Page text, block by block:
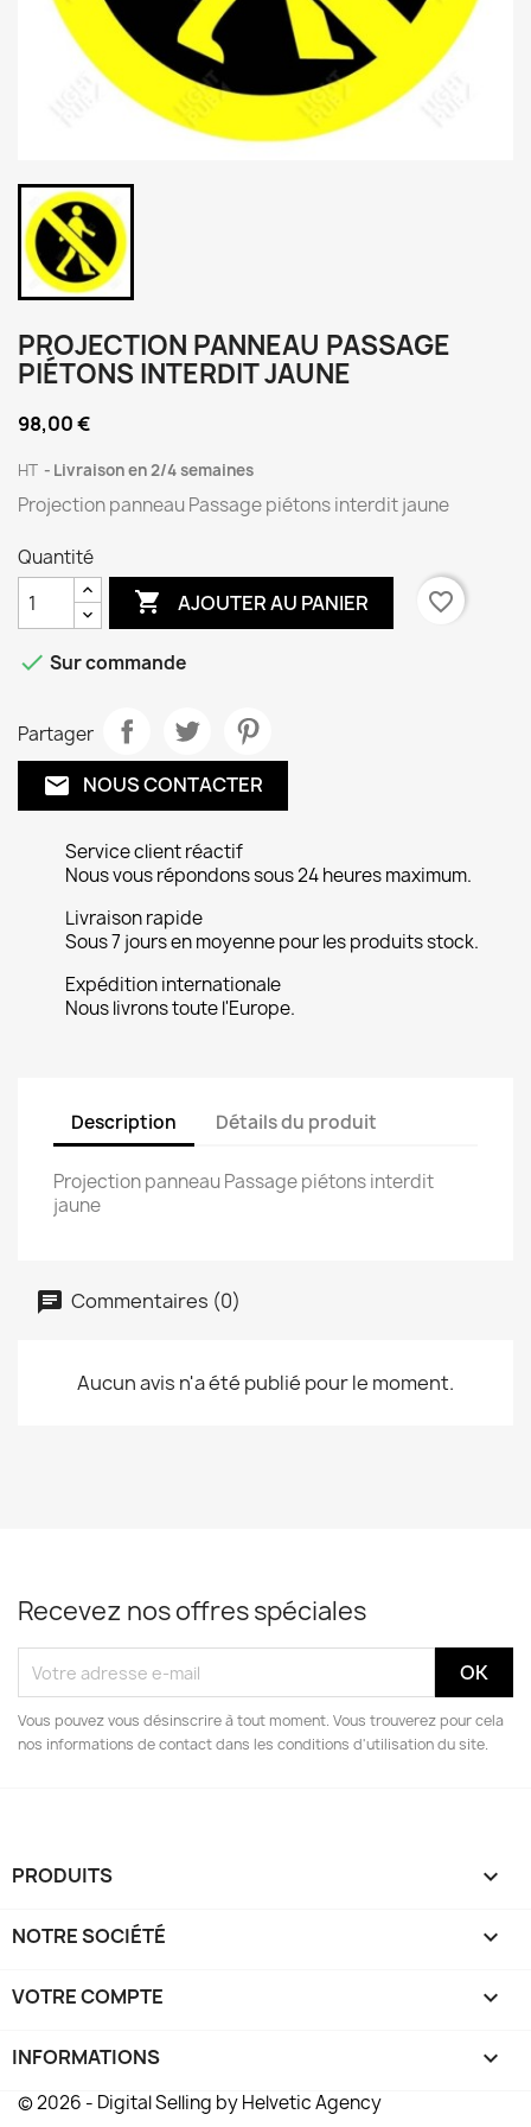
PROJECTION PANNEAU PASSAGE
PIÉTONS INTERDIT JAUNE
98,00 €
HT Livraison en 2/4 semaines
Projection panneau Passage piétons interdit jaune
Quantité
 AJOUTER AU PANIER favorite_border
 Sur commande
Partager
email NOUS CONTACTER
Service client réactif
Nous vous répondons sous 24 heures maximum.
Livraison rapide
Sous 7 jours en moyenne pour les produits stock.
Expédition internationale
Nous livrons toute l'Europe.
Description Détails du produit
Projection panneau Passage piétons interdit
jaune
Commentaires (0)
Aucun avis n'a été publié pour le moment.
Recevez nos offres spéciales
Vous pouvez vous désinscrire à tout moment. Vous trouverez pour cela
nos informations de contact dans les conditions d'utilisation du site.
PRODUITS 
NOTRE SOCIÉTÉ 
VOTRE COMPTE 
INFORMATIONS keyboard_arrow_down
© 2026 - Digital Selling by Helvetic Agency